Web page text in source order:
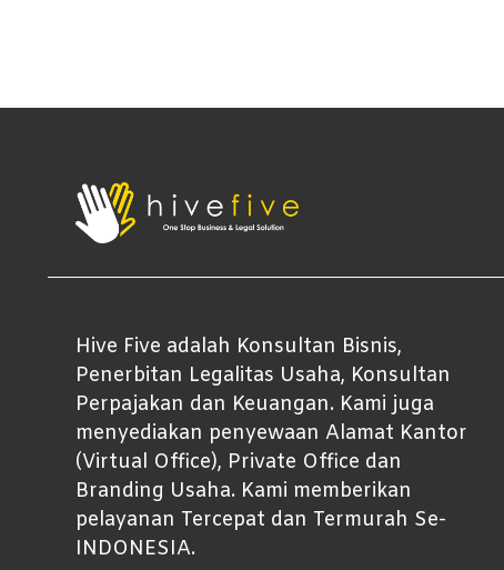
Hive Five adalah Konsultan Bisnis,
Penerbitan Legalitas Usaha, Konsultan
Perpajakan dan Keuangan. Kami juga
menyediakan penyewaan Alamat Kantor
(Virtual Office), Private Office dan
Branding Usaha. Kami memberikan
pelayanan Tercepat dan Termurah Se-
INDONESIA.